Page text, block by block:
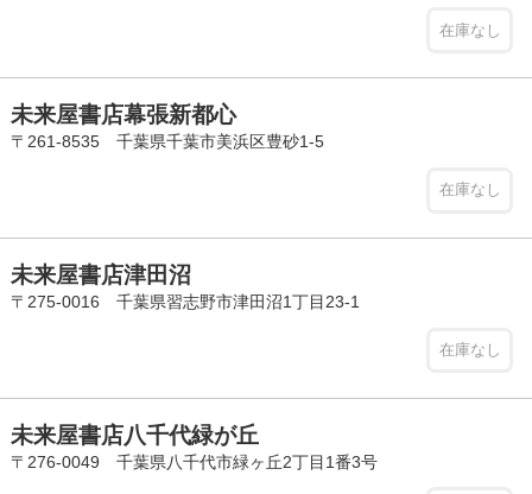
在庫なし
未来屋書店幕張新都心
〒261-8535 千葉県千葉市美浜区豊砂1-5
在庫なし
未来屋書店津田沼
〒275-0016 千葉県習志野市津田沼1丁目23-1
在庫なし
未来屋書店八千代緑が丘
〒276-0049 千葉県八千代市緑ヶ丘2丁目1番3号